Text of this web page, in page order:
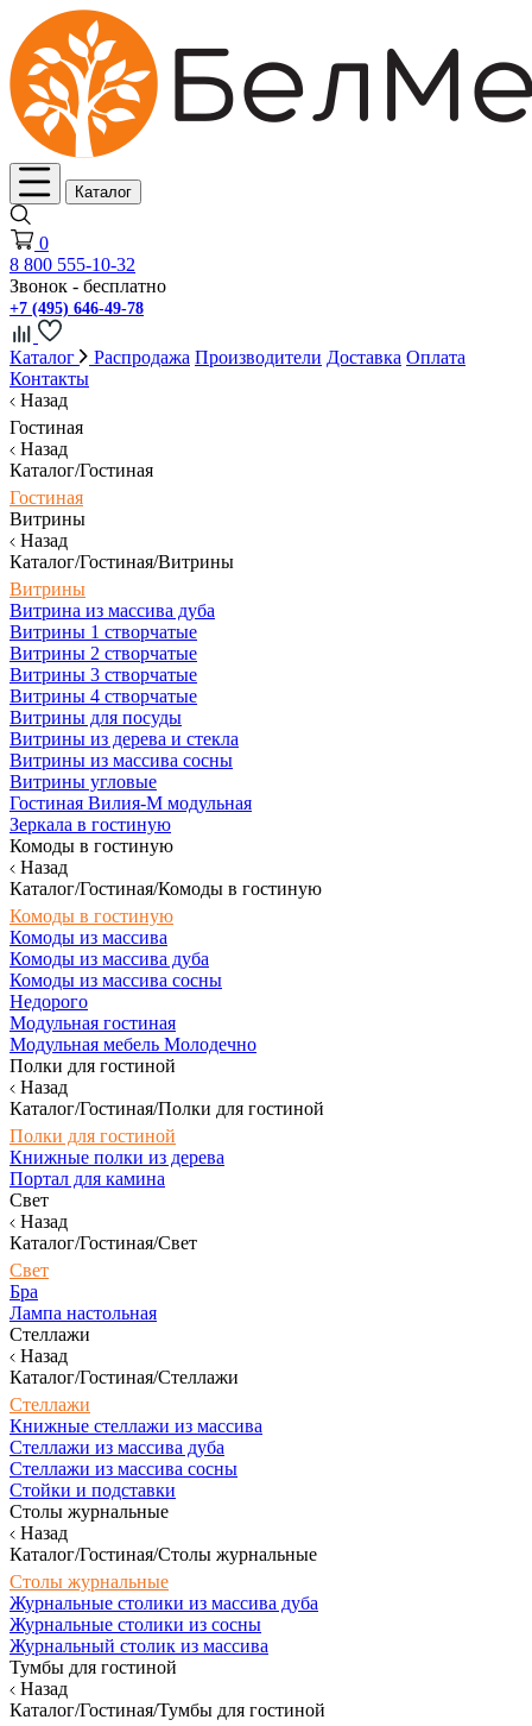
Каталог
0
8 800 555-10-32
Звонок - бесплатно
+7 (495) 646-49-78
Каталог Распродажа Производители Доставка Оплата
Контакты
Назад
Гостиная
Назад
Каталог/Гостиная
Гостиная
Витрины
Назад
Каталог/Гостиная/Витрины
Витрины
Витрина из массива дуба
Витрины 1 створчатые
Витрины 2 створчатые
Витрины 3 створчатые
Витрины 4 створчатые
Витрины для посуды
Витрины из дерева и стекла
Витрины из массива сосны
Витрины угловые
Гостиная Вилия-М модульная
Зеркала в гостиную
Комоды в гостиную
Назад
Каталог/Гостиная/Комоды в гостиную
Комоды в гостиную
Комоды из массива
Комоды из массива дуба
Комоды из массива сосны
Недорого
Модульная гостиная
Модульная мебель Молодечно
Полки для гостиной
Назад
Каталог/Гостиная/Полки для гостиной
Полки для гостиной
Книжные полки из дерева
Портал для камина
Свет
Назад
Каталог/Гостиная/Свет
Свет
Бра
Лампа настольная
Стеллажи
Назад
Каталог/Гостиная/Стеллажи
Стеллажи
Книжные стеллажи из массива
Стеллажи из массива дуба
Стеллажи из массива сосны
Стойки и подставки
Столы журнальные
Назад
Каталог/Гостиная/Столы журнальные
Столы журнальные
Журнальные столики из массива дуба
Журнальные столики из сосны
Журнальный столик из массива
Тумбы для гостиной
Назад
Каталог/Гостиная/Тумбы для гостиной